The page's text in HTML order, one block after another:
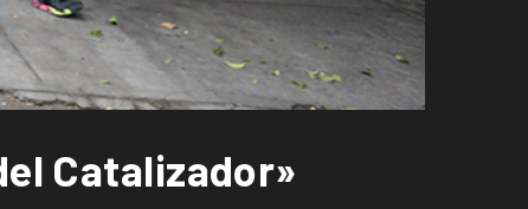
Catalizador»